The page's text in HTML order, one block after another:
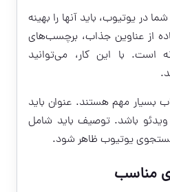
در یوتیوب، باید آنها را بهینه
از عناوین جذاب، برچسب‌های
است. با این کار، می‌توانید
بسیار مهم هستند. عنوان باید
ویدئو باشد. توصیف باید شامل
یوتیوب ظاهر شود.
مناسب